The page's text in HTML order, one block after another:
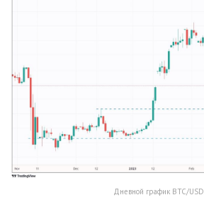
Дневной график BTC/USD